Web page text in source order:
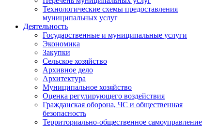
Технологические схемы предоставления
муниципальных услуг
Деятельность
Государственные и муниципальные услуги
Экономика
Закупки
Сельское хозяйство
Архивное дело
Архитектура
Муниципальное хозяйство
Оценка регулирующего воздействия
Гражданская оборона, ЧС и общественная
безопасность
Территориально-общественное самоуправление